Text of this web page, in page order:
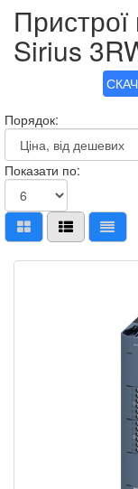
Пристрої
Sirius
Порядок:
Показати по: